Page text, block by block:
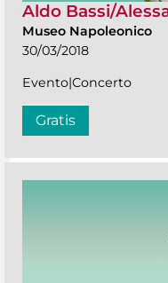
Aldo Bassi/
Museo Napoleonico
30/03/2018
Evento|Concerto
Gratis